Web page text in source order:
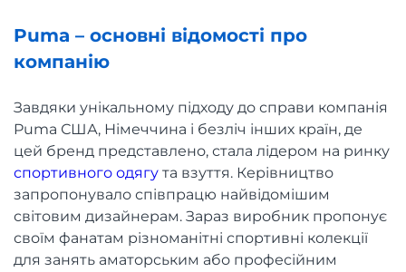
Puma – основні відомості про
компанію
Завдяки унікальному підходу до справи компанія
Puma США, Німеччина і безліч інших країн, де
цей бренд представлено, стала лідером на ринку
спортивного одягу та взуття. Керівництво
запропонувало співпрацю найвідомішим
світовим дизайнерам. Зараз виробник пропонує
своїм фанатам різноманітні спортивні колекції
для занять аматорським або професійним